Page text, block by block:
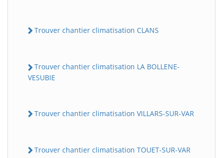
Trouver chantier climatisation CLANS
Trouver chantier climatisation LA BOLLENE-
VESUBIE
Trouver chantier climatisation VILLARS-SUR-VAR
Trouver chantier climatisation TOUET-SUR-VAR